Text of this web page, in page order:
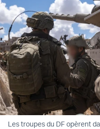
Les troupes du DF opèrent